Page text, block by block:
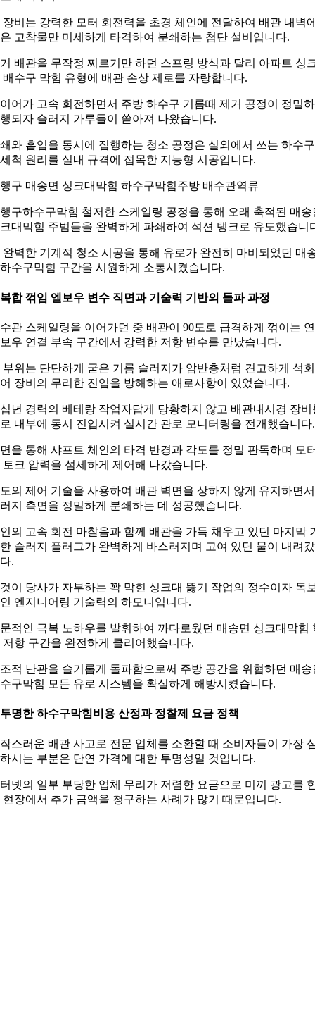
장비는 강력한 모터 회전력을 초경 체인에 전달하여 배관 내벽
고착물만 미세하게 타격하여 분쇄하는 첨단 설비입니다.
배관을 무작정 찌르기만 하던 스프링 방식과 달리 아파트 싱
배수구 막힘 유형에 배관 손상 제로를 자랑합니다.
어가 고속 회전하면서 주방 하수구 기름때 제거 공정이 정밀
되자 슬러지 가루들이 쏟아져 나왔습니다.
와 흡입을 동시에 집행하는 청소 공정은 실외에서 쓰는 하수
척 원리를 실내 규격에 접목한 지능형 시공입니다.
구 매송면 싱크대막힘 하수구막힘주방 배수관역류
구하수구막힘 철저한 스케일링 공정을 통해 오래 축적된 매송
대막힘 주범들을 완벽하게 파쇄하여 석션 탱크로 유도했습니
완벽한 기계적 청소 시공을 통해 유로가 완전히 마비되었던 매
수구막힘 구간을 시원하게 소통시켰습니다.
합 꺾임 엘보우 변수 직면과 기술력 기반의 돌파 과정
관 스케일링을 이어가던 중 배관이 90도로 급격하게 꺾이는
우 연결 부속 구간에서 강력한 저항 변수를 만났습니다.
부위는 단단하게 굳은 기름 슬러지가 암반층처럼 견고하게 석
장비의 무리한 진입을 방해하는 애로사항이 있었습니다.
년 경력의 베테랑 작업자답게 당황하지 않고 배관내시경 장비
내부에 동시 진입시켜 실시간 관로 모니터링을 전개했습니다.
을 통해 샤프트 체인의 타격 반경과 각도를 정밀 판독하며 모
토크 압력을 섬세하게 제어해 나갔습니다.
의 제어 기술을 사용하여 배관 벽면을 상하지 않게 유지하면서
지 측면을 정밀하게 분쇄하는 데 성공했습니다.
의 고속 회전 마찰음과 함께 배관을 가득 채우고 있던 마지막
슬러지 플러그가 완벽하게 바스러지며 고여 있던 물이 내려
.
이 당사가 자부하는 꽉 막힌 싱크대 뚫기 작업의 정수이자 독
엔지니어링 기술력의 하모니입니다.
적인 극복 노하우를 발휘하여 까다로웠던 매송면 싱크대막힘
저항 구간을 완전하게 클리어했습니다.
적 난관을 슬기롭게 돌파함으로써 주방 공간을 위협하던 매송
구막힘 모든 유로 시스템을 확실하게 해방시켰습니다.
명한 하수구막힘비용 산정과 정찰제 요금 정책
스러운 배관 사고로 전문 업체를 소환할 때 소비자들이 가장
시는 부분은 단연 가격에 대한 투명성일 것입니다.
넷의 일부 부당한 업체 무리가 저렴한 요금으로 미끼 광고를
현장에서 추가 금액을 청구하는 사례가 많기 때문입니다.